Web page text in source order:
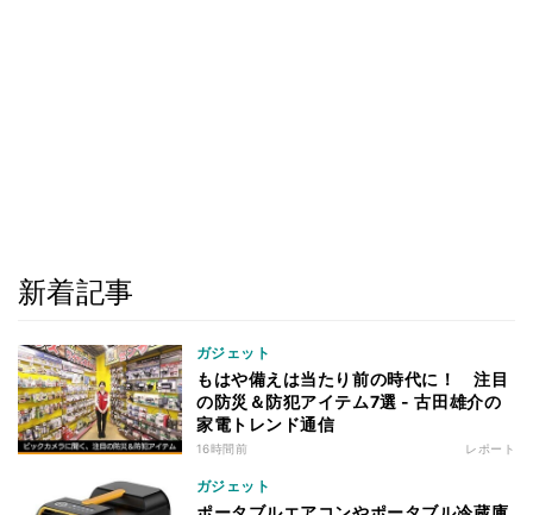
新着記事
ガジェット
もはや備えは当たり前の時代に！ 注目
の防災＆防犯アイテム7選 - 古田雄介の
家電トレンド通信
16時間前 レポート
ガジェット